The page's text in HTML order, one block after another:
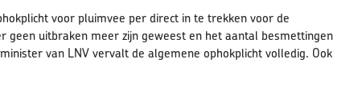
voor pluimvee per direct in te trekken voor de
geen uitbraken meer zijn geweest en het aantal besmettingen
van LNV vervalt de algemene ophokplicht volledig. Ook